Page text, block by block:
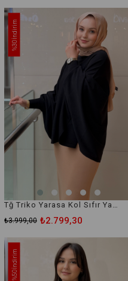
Tğ Triko Yarasa Kol Sıfır Yaka Merserize Bluz
₺2.799,30
₺3.999,00
%30
İndirim
%50
İndirim